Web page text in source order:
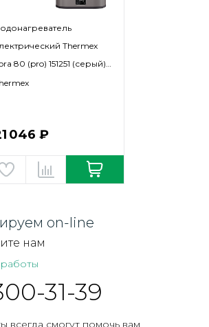
Thermex
80 (pro) 151251 (серый)
Fi
046 ₽
on-line
нам
31-39
всегда смогут помочь вам